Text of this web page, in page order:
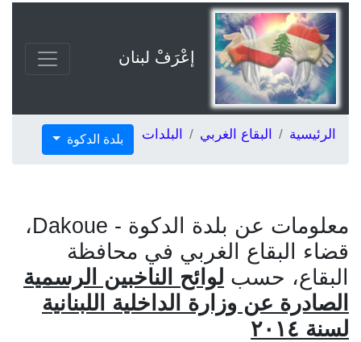
إعْرَفْ لبنان
الرئيسية البقاع الغربي البلدات بلدة الدكوة
معلومات عن بلدة الدكوة - Dakoue،
قضاء البقاع الغربي في محافظة
البقاع، حسب لوائح الناخبين الرسمية
الصادرة عن وزارة الداخلية اللبنانية
لسنة ٢٠١٤